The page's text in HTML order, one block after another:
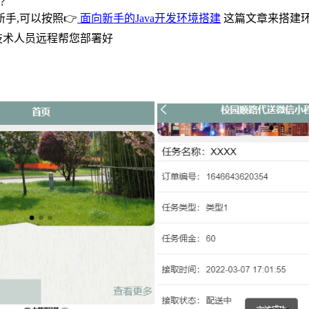
手,可以按照👉 面向新手的Java开发环境搭建 这篇文章来搭建
人员远程帮您部署好